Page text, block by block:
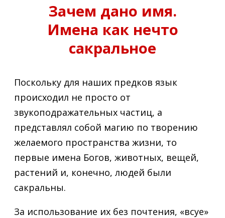
Зачем дано имя.
Имена как нечто
сакральное
Поскольку для наших предков язык
происходил не просто от
звукоподражательных частиц, а
представлял собой магию по творению
желаемого пространства жизни, то
первые имена Богов, животных, вещей,
растений и, конечно, людей были
сакральны.
За использование их без почтения, «всуе»